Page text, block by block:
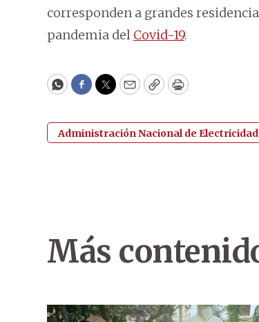
corresponden a grandes
pandemia del Covid-19.
WhatsApp
Facebook
Twitter
EmailCopyPrint
Administración Nacional de Electricidad
Más